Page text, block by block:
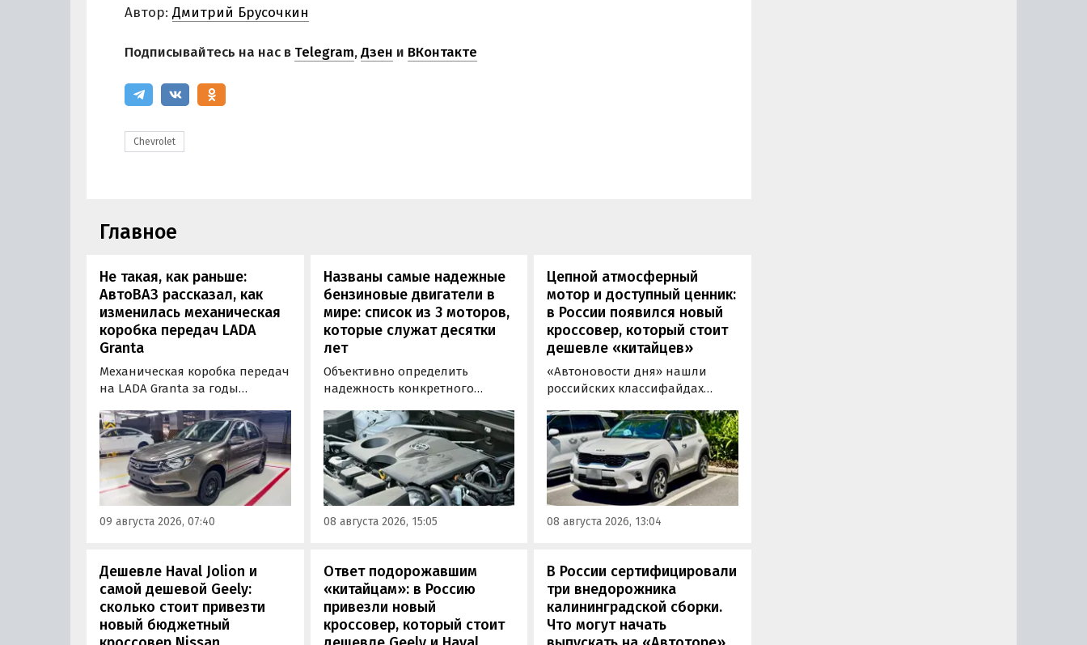
Автор: Дмитрий Брусочкин
Подписывайтесь на нас в Telegram,Дзен и ВКонтакте
Chevrolet
Главное
Не такая, как раньше:
АвтоВАЗ рассказал, как
изменилась механическая
коробка передач LADA
Granta
Механическая коробка передач
на LADA Granta за годы
изменилась. «АвтоВАЗ»
рассказал, что после
модернизации трансмиссия
получила тросовый привод,
иной механизм переключения
и главную пару с
передаточным числом 3,9
09 августа 2026, 07:40
Названы самые надежные
бензиновые двигатели в
мире: список из 3 моторов,
которые служат десятки
лет
Объективно определить
надежность конкретного
поскольку его срок службы
прямо зависит от качества
обслуживания и условий
эксплуатации. Тем не менее
Autonews составил ТОП-3 самых
надежных бензиновых
моторов, которые могут не
08 августа 2026, 15:05
Цепной атмосферный
мотор и доступный ценник:
в России появился новый
кроссовер, который стоит
дешевле «китайцев»
«Автоновости дня» нашли
российских классифайдах
поставке нового Kia Sonet. Это
кроссовер компактнее Seltos, а
возят его к нам в основном из
Китая, предлагая автомобили
уже с доставкой, растаможкой и
всеми документами для
постановки на учет в ГАИ.
08 августа 2026, 13:04
Дешевле Haval Jolion и
самой дешевой Geely:
сколько стоит привезти
новый бюджетный
Ответ подорожавшим
«китайцам»: в Россию
привезли новый
кроссовер, который стоит
В России сертифицировали
три внедорожника
калининградской сборки.
Что могут начать